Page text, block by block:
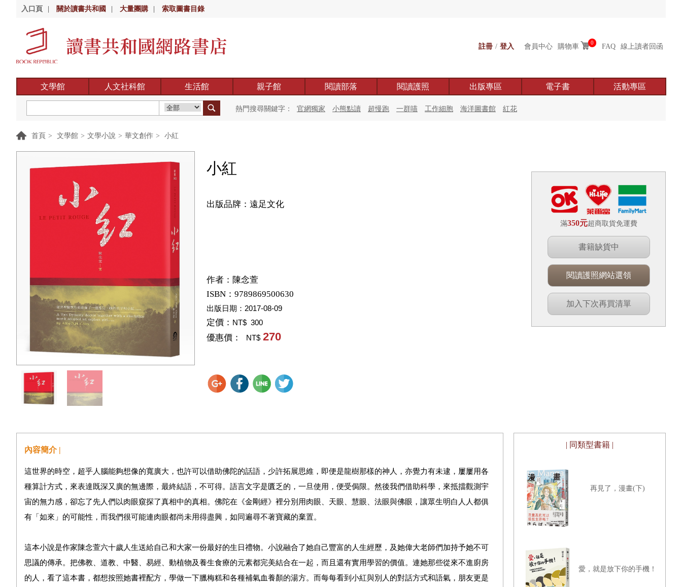
入口頁 關於讀書共和國 大量團購 索取圖書目錄
註冊 / 登入 會員中心 購物車 0 FAQ 線上讀者回函
文學館 人文社科館 生活館 親子館 閱讀部落 閱讀護照 出版專區 電子書 活動專區
熱門搜尋關鍵字： 官網獨家 小熊點讀 超慢跑 一群喵 工作細胞 海洋圖書館 紅花
首頁 > 文學館 > 文學小說 > 華文創作 > 小紅
小紅
出版品牌：遠足文化
作者： 陳念萱
ISBN：9789869500630
出版日期： 2017-08-09
定價： NT$ 300
優惠價： NT$ 270
滿350元超商取貨免運費
書籍缺貨中
閱讀護照網站選領
加入下次再買清單
內容簡介 |
這世界的時空，超乎人腦能夠想像的寬廣大，也許可以借助佛陀的話語，少許拓展思維，即便是龍樹那樣的神人，亦覺力有未逮，屢屢用各
種算計方式，來表達既深又廣的無邊際，最終結語，不可得。語言文字是匱乏的，一旦使用，便受侷限。然後我們借助科學，來抵擋觀測宇
宙的無力感，卻忘了先人們以肉眼窺探了真相中的真相。佛陀在《金剛經》裡分別用肉眼、天眼、慧眼、法眼與佛眼，讓眾生明白人人都俱
有「如來」的可能性，而我們很可能連肉眼都尚未用得盡興，如同遍尋不著寶藏的棄置。
這本小說是作家陳念萱六十歲人生送給自己和大家一份最好的生日禮物。小說融合了她自己豐富的人生經歷，及她偉大老師們加持予她不可
思議的傳承。把佛教、道教、中醫、易經、動植物及養生食療的元素都完美結合在一起，而且還有實用學習的價值。連她那些從來不進廚房
的人，看了這本書，都想按照她書裡配方，學做一下臘梅糕和各種補氣血養顏的湯方。而每每看到小紅與別人的對話方式和語氣，朋友更是
| 同類型書籍 |
再見了，漫畫(下)
愛，就是放下你的手機！